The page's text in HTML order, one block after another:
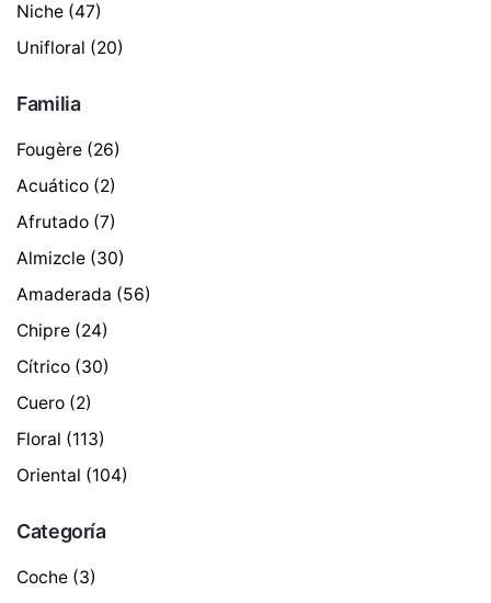
Niche (47)
Unifloral (20)
Familia
Fougère (26)
Acuático (2)
Afrutado (7)
Almizcle (30)
Amaderada (56)
Chipre (24)
Cítrico (30)
Cuero (2)
Floral (113)
Oriental (104)
Categoría
Coche (3)